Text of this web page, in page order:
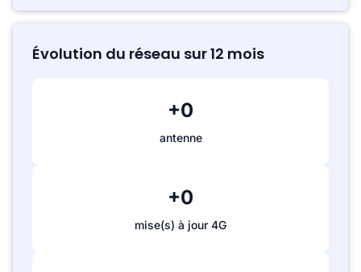
Évolution du réseau sur 12 mois
+0
antenne
+0
mise(s) à jour 4G